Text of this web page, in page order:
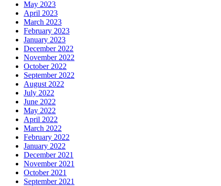
May 2023
April 2023
March 2023
February 2023
January 2023
December 2022
November 2022
October 2022
September 2022
August 2022
July 2022
June 2022
May 2022
April 2022
March 2022
February 2022
January 2022
December 2021
November 2021
October 2021
September 2021